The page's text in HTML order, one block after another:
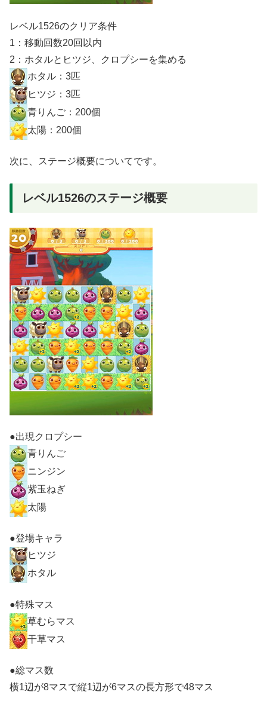
レベル1526のクリア条件
1：移動回数20回以内
2：ホタルとヒツジ、クロプシーを集める
ホタル：3匹
ヒツジ：3匹
青りんご：200個
太陽：200個
次に、ステージ概要についてです。
レベル1526のステージ概要
●出現クロプシー
青りんご
ニンジン
紫玉ねぎ
太陽
●登場キャラ
ヒツジ
ホタル
●特殊マス
草むらマス
干草マス
●総マス数
横1辺が8マスで縦1辺が6マスの長方形で48マス